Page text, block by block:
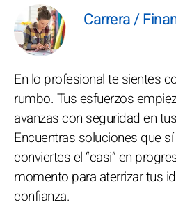
Carrera /
En lo profesional te sientes
rumbo. Tus esfuerzos
avanzas con seguridad en
Encuentras soluciones que
conviertes el “casi” en
momento para aterrizar tus
confianza.